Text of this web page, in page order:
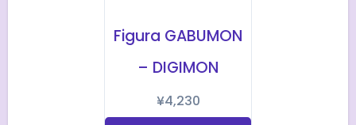
Figura GABUMON
– DIGIMON
¥4,230